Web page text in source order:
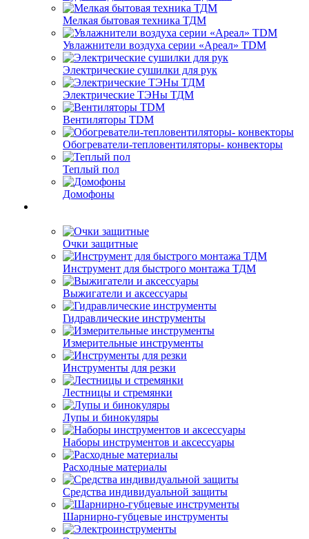
Мелкая бытовая техника ТДМ
Увлажнители воздуха серии «Ареал» TDM
Электрические сушилки для рук
Электрические ТЭНы ТДМ
Вентиляторы TDM
Обогреватели-тепловентиляторы- конвекторы
Теплый пол
Домофоны
Очки защитные
Инструмент для быстрого монтажа ТДМ
Выжигатели и аксессуары
Гидравлические инструменты
Измерительные инструменты
Инструменты для резки
Лестницы и стремянки
Лупы и бинокуляры
Наборы инструментов и аксессуары
Расходные материалы
Средства индивидуальной защиты
Шарнирно-губцевые инструменты